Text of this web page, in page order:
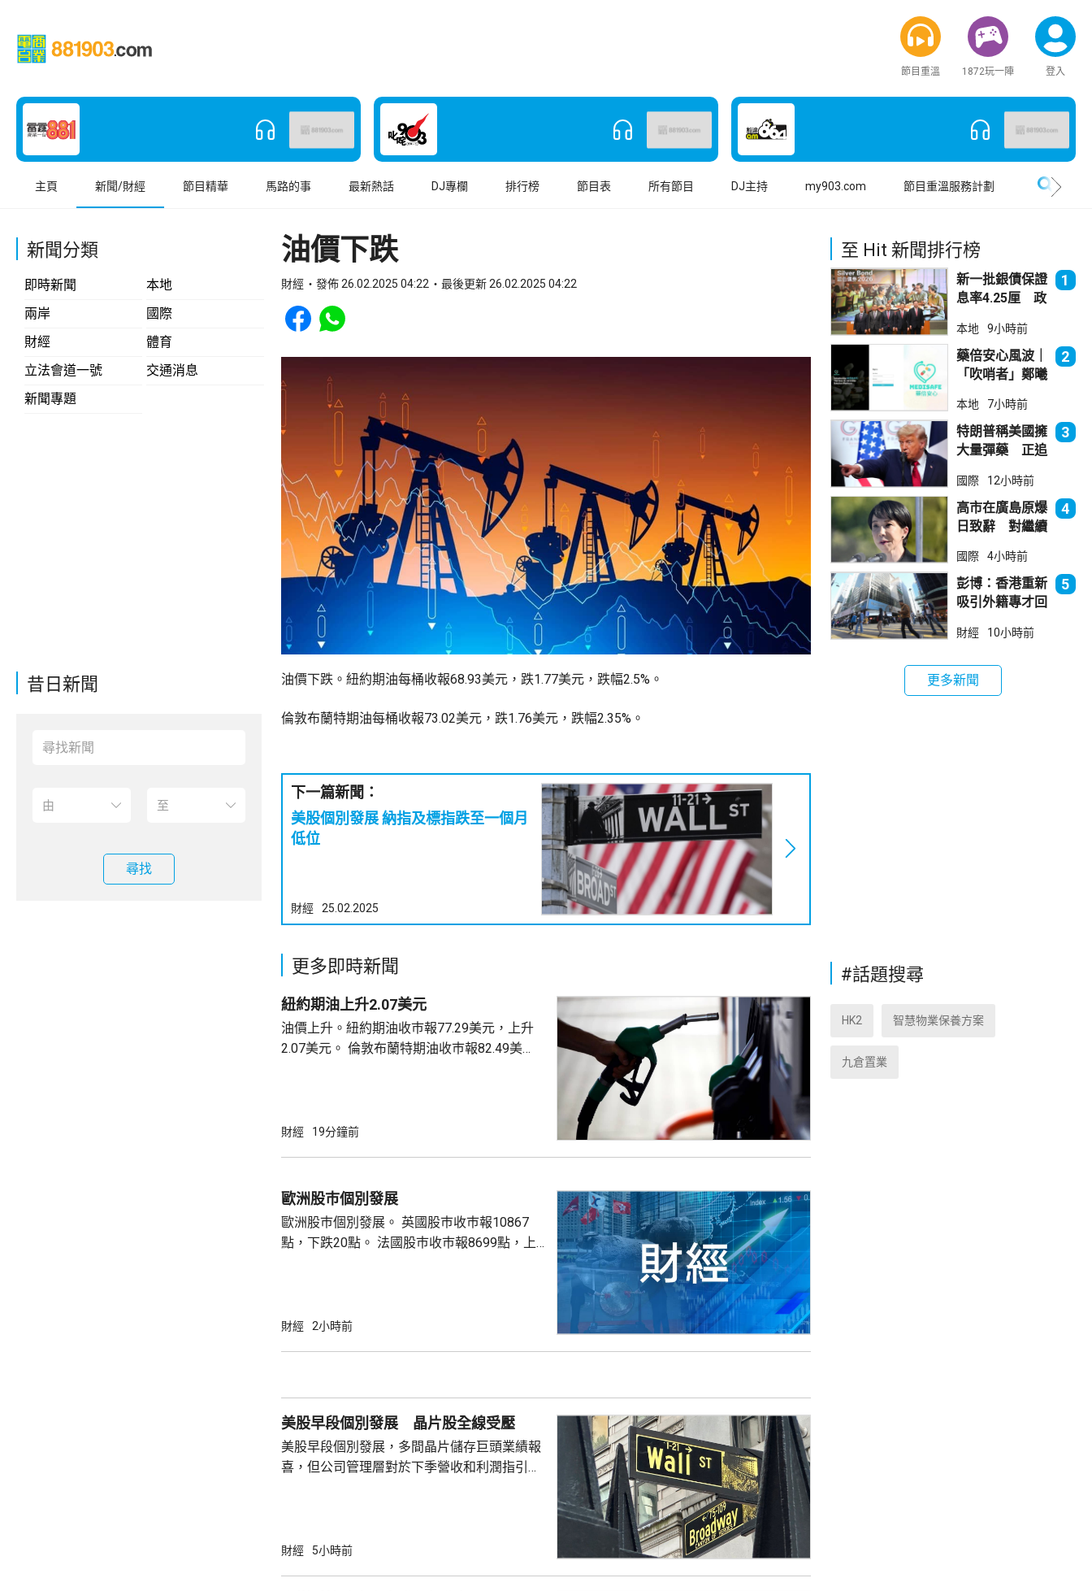
節目重溫 1872玩一陣 登入
主頁 新聞/財經 節目精華 馬路的事 最新熱話 DJ專欄 排行榜 節目表 所有節目 DJ主持 my903.com 節目重溫服務計劃
新聞分類
即時新聞
本地
兩岸
國際
財經
體育
立法會道一號
交通消息
新聞專題
昔日新聞
尋找
油價下跌
財經 發佈 26.02.2025 04:22 最後更新 26.02.2025 04:22
Share to Facebook
Share to WhatsApp
油價下跌。紐約期油每桶收報68.93美元，跌1.77美元，跌幅2.5%。
倫敦布蘭特期油每桶收報73.02美元，跌1.76美元，跌幅2.35%。
下一篇新聞：
美股個別發展 納指及標指跌至一個月
低位
財經 25.02.2025
更多即時新聞
紐約期油上升2.07美元
油價上升。紐約期油收巿報77.29美元，上升
2.07美元。 倫敦布蘭特期油收巿報82.49美
財經 19分鐘前
歐洲股巿個別發展
歐洲股巿個別發展。 英國股巿收巿報10867
點，下跌20點。 法國股巿收巿報8699點，上
財經 2小時前
美股早段個別發展 晶片股全線受壓
美股早段個別發展，多間晶片儲存巨頭業績報
喜，但公司管理層對於下季營收和利潤指引未
指數最新報54315點，跌33點； 標準普爾500
財經 5小時前
至 Hit 新聞排行榜
新一批銀債保證
息率4.25厘 政
吸引力
1
本地 9小時前
藥倍安心風波｜
「吹哨者」鄭曦
進行刑事調查
2
本地 7小時前
特朗普稱美國擁
大量彈藥 正追
者」
3
國際 12小時前
高市在廣島原爆
日致辭 對繼續
含糊其辭
4
國際 4小時前
彭博：香港重新
吸引外籍專才回
5
財經 10小時前
更多新聞
#話題搜尋
HK2 智慧物業保養方案
九倉置業